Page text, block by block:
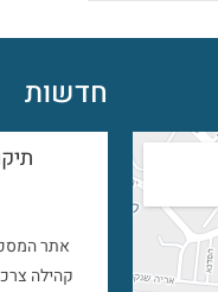
חדשות
קהילה